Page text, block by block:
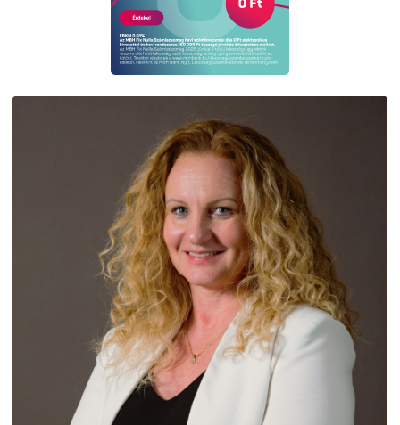
keresett lokációban ingatlanfejlesztésben
gondolkodnak.
- Budajenő központja 4 perc
- Budakeszi 15 perc
- Budapest belvárosa pedig 45 percen belül